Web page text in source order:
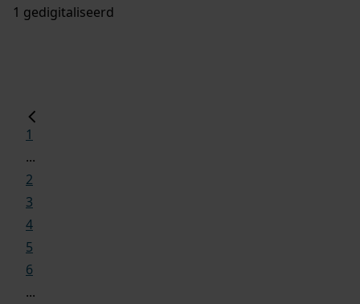
1 gedigitaliseerd
1
...
2
3
4
5
6
...